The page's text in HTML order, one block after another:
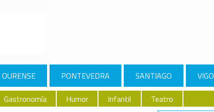
OURENSE PONTEVEDRA SANTIAGO VIGO
Gastronomía Humor Infantil
Teatro